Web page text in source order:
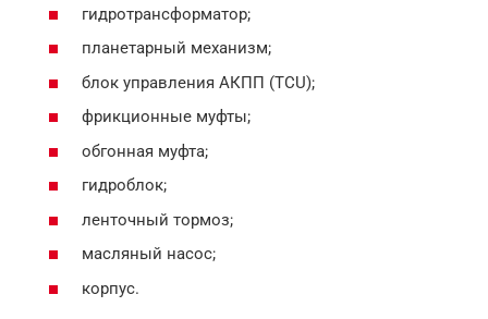
гидротрансформатор;
планетарный механизм;
блок управления АКПП (TCU);
фрикционные муфты;
обгонная муфта;
гидроблок;
ленточный тормоз;
масляный насос;
корпус.